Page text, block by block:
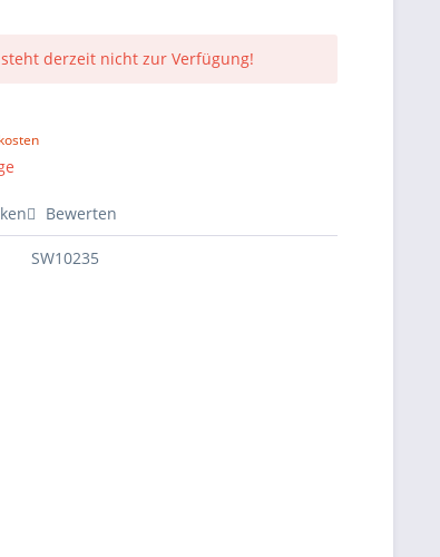
derzeit nicht zur Verfügung!
Bewerten
SW10235